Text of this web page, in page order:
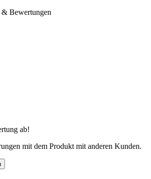
Bewertungen
ab!
mit dem Produkt mit anderen Kunden.